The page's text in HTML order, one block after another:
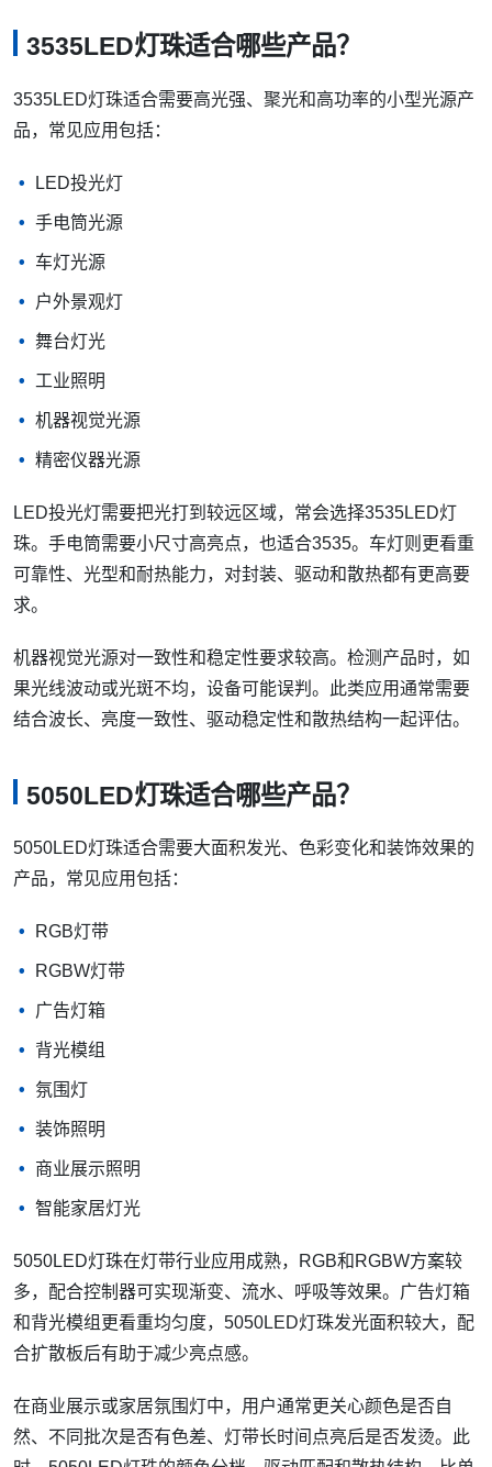
3535LED灯珠适合哪些产品？
3535LED灯珠适合需要高光强、聚光和高功率的小型光源产
品，常见应用包括：
LED投光灯
手电筒光源
车灯光源
户外景观灯
舞台灯光
工业照明
机器视觉光源
精密仪器光源
LED投光灯需要把光打到较远区域，常会选择3535LED灯
珠。手电筒需要小尺寸高亮点，也适合3535。车灯则更看重
可靠性、光型和耐热能力，对封装、驱动和散热都有更高要
求。
机器视觉光源对一致性和稳定性要求较高。检测产品时，如
果光线波动或光斑不均，设备可能误判。此类应用通常需要
结合波长、亮度一致性、驱动稳定性和散热结构一起评估。
5050LED灯珠适合哪些产品？
5050LED灯珠适合需要大面积发光、色彩变化和装饰效果的
产品，常见应用包括：
RGB灯带
RGBW灯带
广告灯箱
背光模组
氛围灯
装饰照明
商业展示照明
智能家居灯光
5050LED灯珠在灯带行业应用成熟，RGB和RGBW方案较
多，配合控制器可实现渐变、流水、呼吸等效果。广告灯箱
和背光模组更看重均匀度，5050LED灯珠发光面积较大，配
合扩散板后有助于减少亮点感。
在商业展示或家居氛围灯中，用户通常更关心颜色是否自
然、不同批次是否有色差、灯带长时间点亮后是否发烫。此